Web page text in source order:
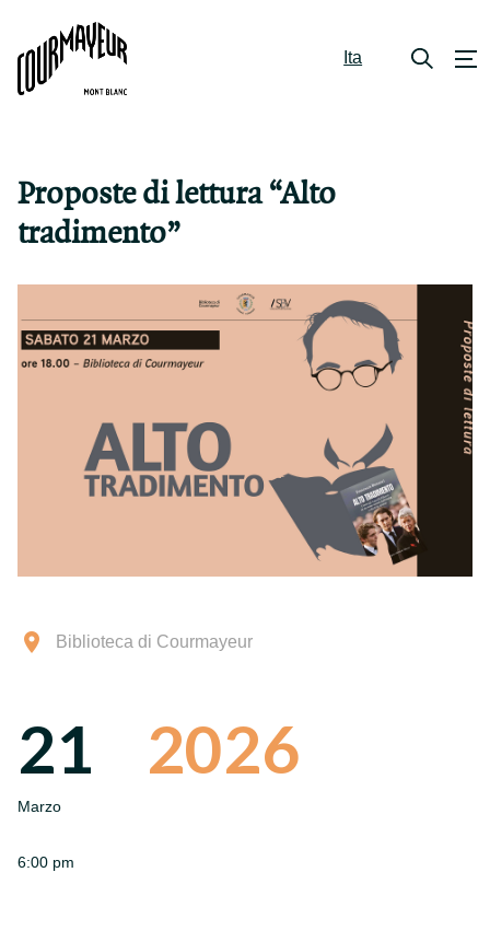
Ita
Proposte di lettura “Alto
tradimento”
Biblioteca di Courmayeur
21
Marzo
2026
6:00 pm